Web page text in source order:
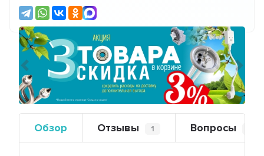
Предыдущий
Обзор Отзывы 1 Вопросы